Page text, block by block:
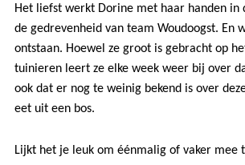
Het liefst werkt Dorine met haar handen in
de gedrevenheid van team Woudoogst.
ontstaan. Hoewel ze groot is gebracht op
tuinieren leert ze elke week weer bij over
ook dat er nog te weinig bekend is over
eet uit een bos.
Lijkt het je leuk om éénmalig of vaker mee